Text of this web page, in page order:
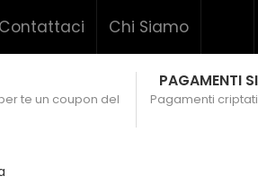
Contattaci Chi Siamo
te un coupon del
PAGAMENTI
Pagamenti